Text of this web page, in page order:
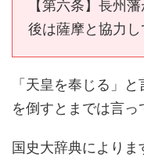
【第六条】長州
後は薩摩と協力
「天皇を奉じる」
を倒すとまでは言っ
国史大辞典により